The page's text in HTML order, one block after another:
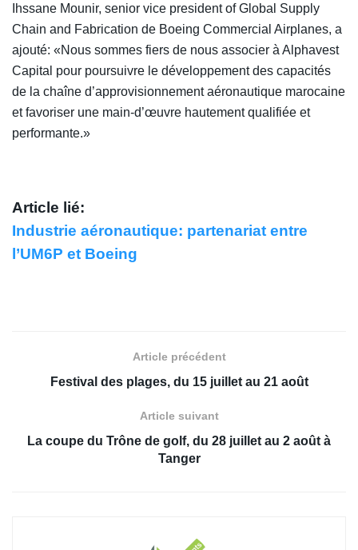
Ihssane Mounir, senior vice president of Global Supply
Chain and Fabrication de Boeing Commercial Airplanes, a
ajouté: «Nous sommes fiers de nous associer à Alphavest
Capital pour poursuivre le développement des capacités
de la chaîne d’approvisionnement aéronautique marocaine
et favoriser une main-d’œuvre hautement qualifiée et
performante.»
Article lié:
Industrie aéronautique: partenariat entre
l’UM6P et Boeing
Article précédent
Festival des plages, du 15 juillet au 21 août
Article suivant
La coupe du Trône de golf, du 28 juillet au 2 août à
Tanger